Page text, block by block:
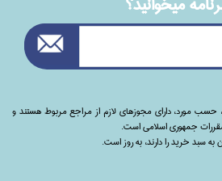
حسب مورد،‌ دارای مجوزهای لازم از مراجع مربوط هستند ‌و‌‌
جمهوری اسلامی است.
سبد خرید را دارند،‌ به روز است.